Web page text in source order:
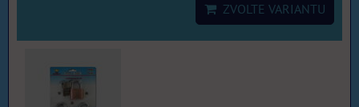
ZVOLTE VARIANTU